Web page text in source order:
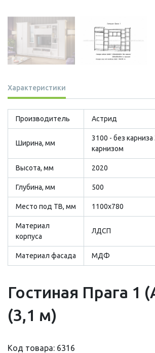
Характеристики
Производитель Астрид
Ширина, мм
3100 - без карниза
карнизом
Высота, мм 2020
Глубина, мм 500
Место под ТВ, мм 1100х780
Материал
корпуса
ЛДСП
Материал фасада МДФ
Гостиная Прага 1
(3,1 м)
Код товара: 6316